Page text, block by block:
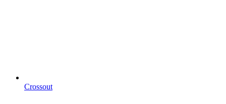
Crossout